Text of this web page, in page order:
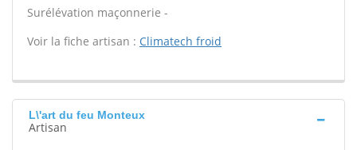
Surélévation maçonnerie -
Voir la fiche artisan : Climatech froid
L\'art du feu Monteux
Artisan